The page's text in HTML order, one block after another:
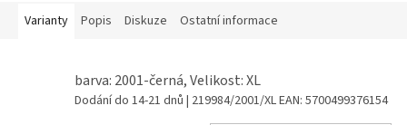
Varianty Popis Diskuze Ostatní informace
barva: 2001-černá, Velikost: XL
Dodání do 14-21 dnů | 219984/2001/XLEAN: 5700499376154